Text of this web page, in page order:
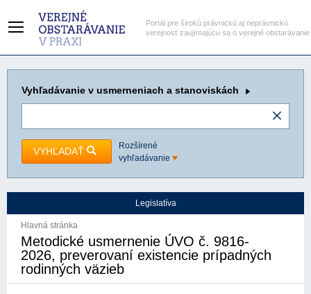
Portál pre širokú právnickú aj neprávnickú
verejnosť zaujímajúcu sa o verejné obstarávanie
Vyhľadávanie v usmerneniach a stanoviskách
VYHĽADAŤ
Rozšírené
vyhľadávanie
Legislatíva
Hlavná stránka
Metodické usmernenie ÚVO č. 9816-
2026, preverovaní existencie prípadných
rodinných väzieb